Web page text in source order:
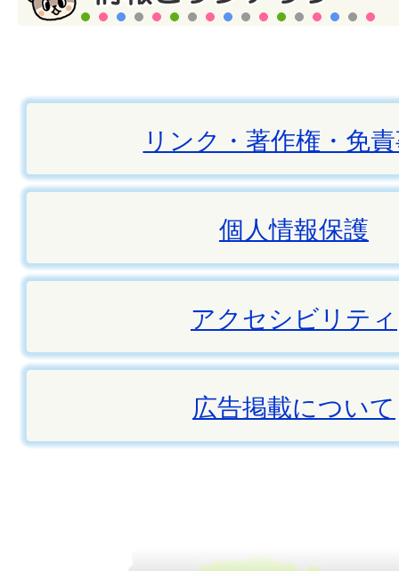
リンク・著作権・免
個人情報保護
アクセシビリティ
広告掲載について